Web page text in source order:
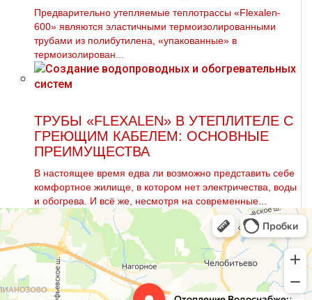
Предварительно утепляемые теплотрассы «Flexalen-
600» являются эластичными термоизолированными
трубами из полибутилена, «упакованные» в
термоизолирован...
ТРУБЫ «FLEXALEN» В УТЕПЛИТЕЛЕ С
ГРЕЮЩИМ КАБЕЛЕМ: ОСНОВНЫЕ
ПРЕИМУЩЕСТВА
В настоящее время едва ли возможно представить себе
комфортное жилище, в котором нет электричества, воды
и обогрева. И всё же, несмотря на современные...